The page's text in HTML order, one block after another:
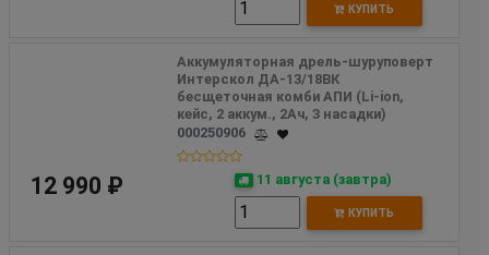
КУПИТЬ
Аккумуляторная дрель-шуруповерт
Интерскол ДА-13/18ВК
бесщеточная комби АПИ (Li-ion,
кейс, 2 аккум., 2Ач, 3 насадки)
000250906
12 990 ₽ 11 августа (завтра)
КУПИТЬ